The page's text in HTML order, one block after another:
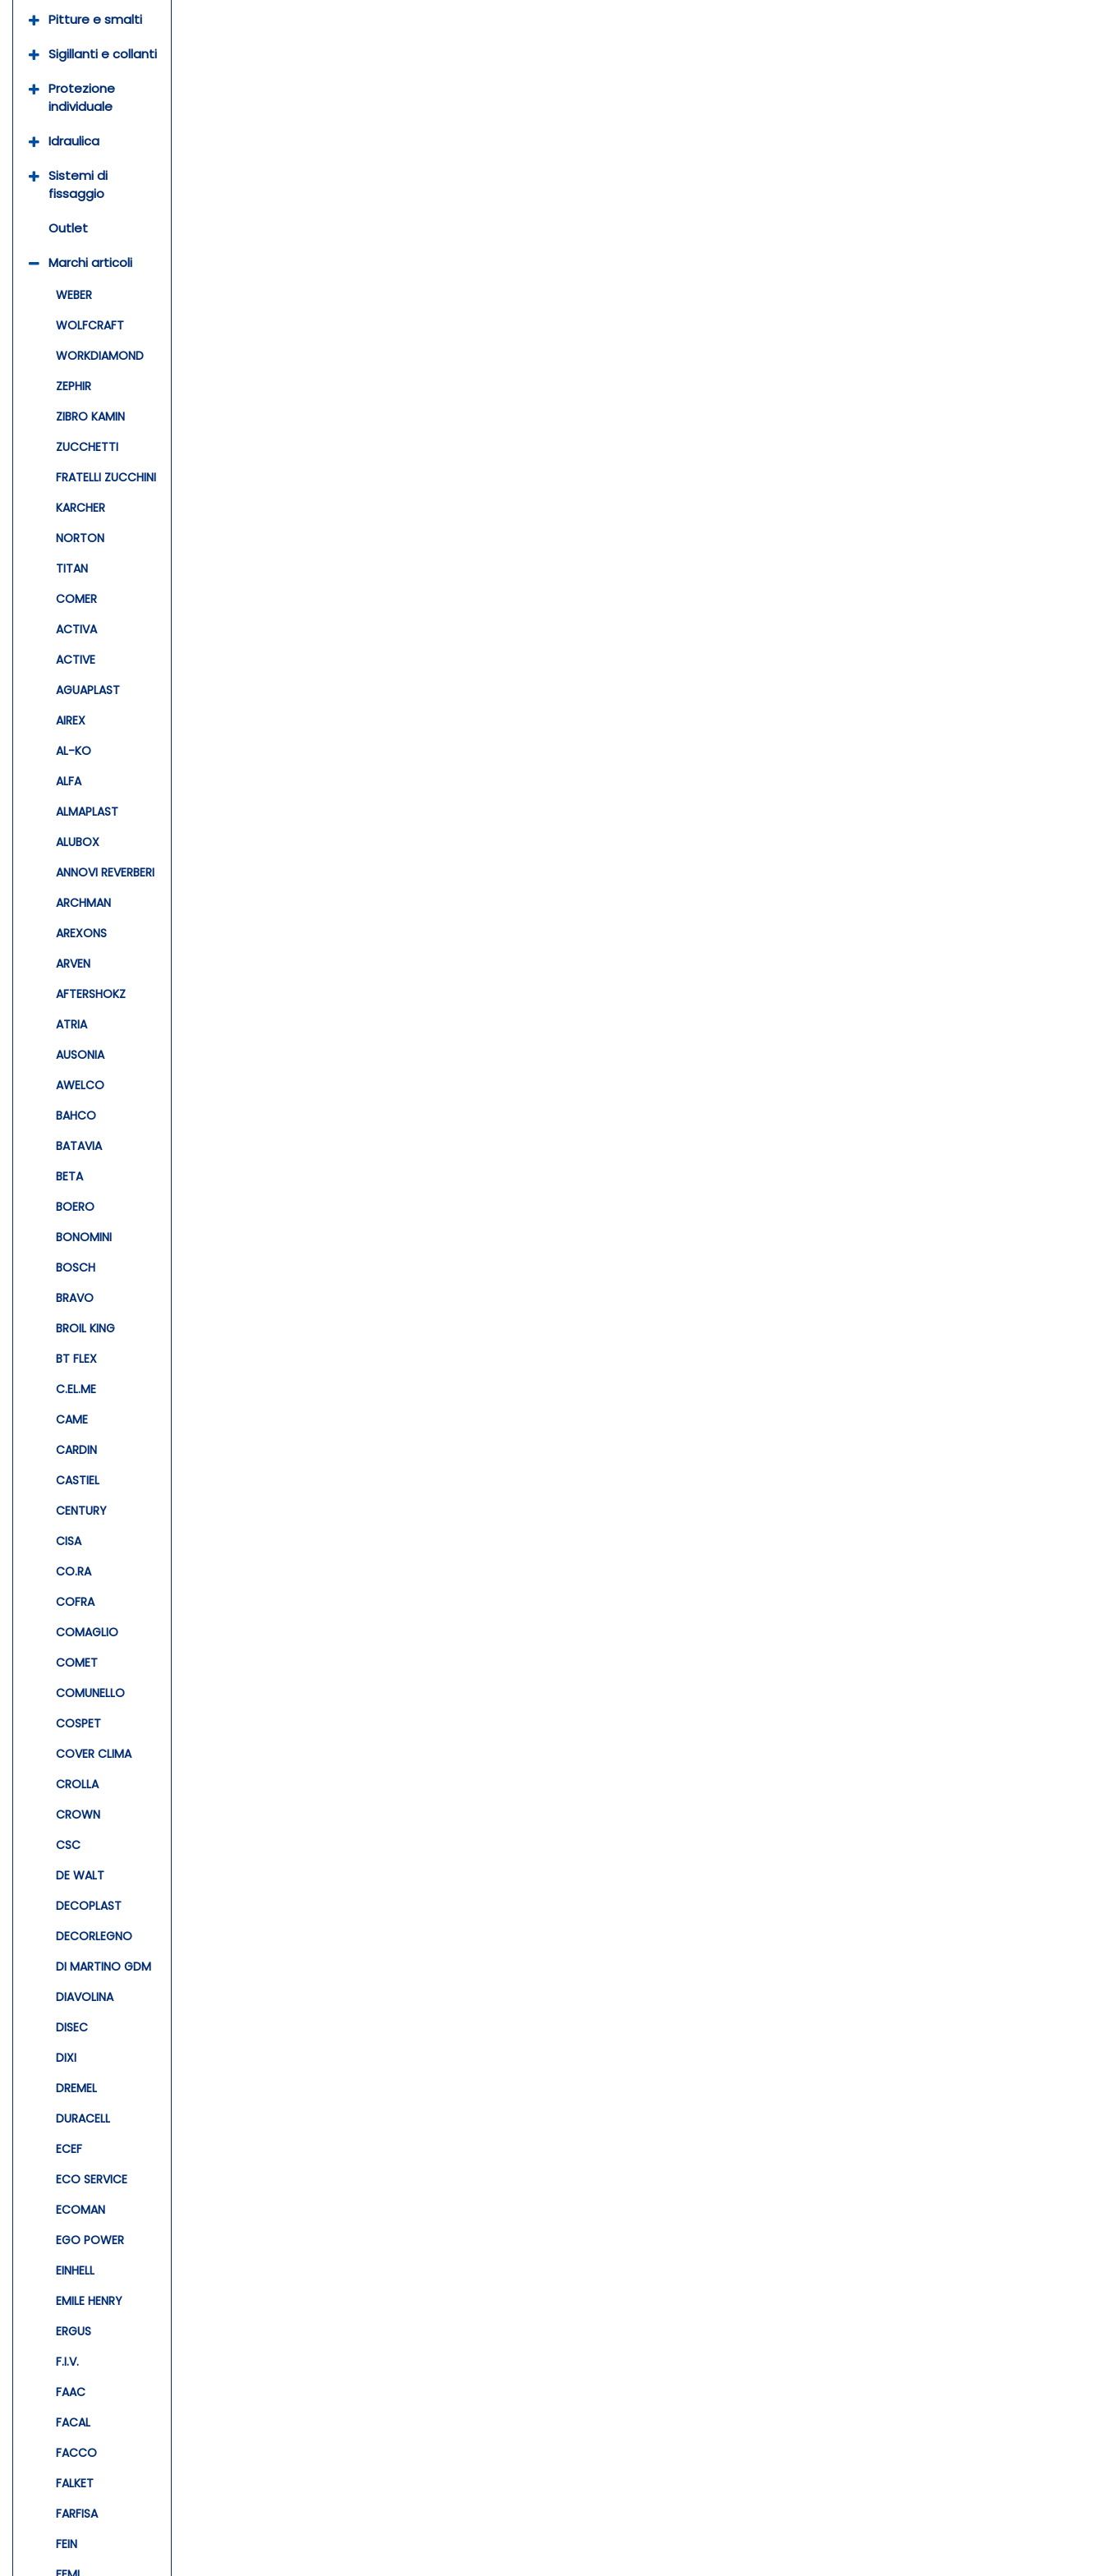
Pitture e smalti
Sigillanti e collanti
Protezione
individuale
Idraulica
Sistemi di
fissaggio
Outlet
Marchi articoli
WEBER
WOLFCRAFT
WORKDIAMOND
ZEPHIR
ZIBRO KAMIN
ZUCCHETTI
FRATELLI ZUCCHINI
KARCHER
NORTON
TITAN
COMER
ACTIVA
ACTIVE
AGUAPLAST
AIREX
AL-KO
ALFA
ALMAPLAST
ALUBOX
ANNOVI REVERBERI
ARCHMAN
AREXONS
ARVEN
AFTERSHOKZ
ATRIA
AUSONIA
AWELCO
BAHCO
BATAVIA
BETA
BOERO
BONOMINI
BOSCH
BRAVO
BROIL KING
BT FLEX
C.EL.ME
CAME
CARDIN
CASTIEL
CENTURY
CISA
CO.RA
COFRA
COMAGLIO
COMET
COMUNELLO
COSPET
COVER CLIMA
CROLLA
CROWN
CSC
DE WALT
DECOPLAST
DECORLEGNO
DI MARTINO GDM
DIAVOLINA
DISEC
DIXI
DREMEL
DURACELL
ECEF
ECO SERVICE
ECOMAN
EGO POWER
EINHELL
EMILE HENRY
ERGUS
F.I.V.
FAAC
FACAL
FACCO
FALKET
FARFISA
FEIN